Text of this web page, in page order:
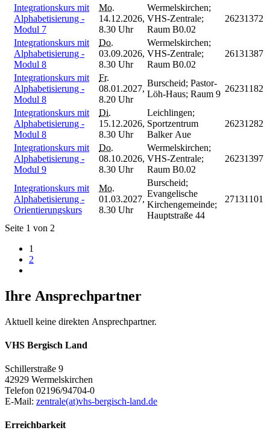
Integrationskurs mit
Alphabetisierung -
Modul 7
Mo.
14.12.2026,
8.30 Uhr
Wermelskirchen;
VHS-Zentrale;
Raum B0.02
26231372
Integrationskurs mit
Alphabetisierung -
Modul 8
Do.
03.09.2026,
8.30 Uhr
Wermelskirchen;
VHS-Zentrale;
Raum B0.02
26131387
Integrationskurs mit
Alphabetisierung -
Modul 8
Fr.
08.01.2027,
8.20 Uhr
Burscheid; Pastor-
Löh-Haus; Raum 9
26231182
Integrationskurs mit
Alphabetisierung -
Modul 8
Di.
15.12.2026,
8.30 Uhr
Leichlingen;
Sportzentrum
Balker Aue
26231282
Integrationskurs mit
Alphabetisierung -
Modul 9
Do.
08.10.2026,
8.30 Uhr
Wermelskirchen;
VHS-Zentrale;
Raum B0.02
26231397
Integrationskurs mit
Alphabetisierung -
Orientierungskurs
Mo.
01.03.2027,
8.30 Uhr
Burscheid;
Evangelische
Kirchengemeinde;
Hauptstraße 44
27131101
Seite 1 von 2
1
2
Ihre Ansprechpartner
Aktuell keine direkten Ansprechpartner.
VHS Bergisch Land
Schillerstraße 9
42929 Wermelskirchen
Telefon 02196/94704-0
E-Mail: zentrale(at)vhs-bergisch-land.de
Erreichbarkeit